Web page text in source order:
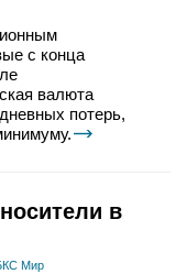
с конца
валюта
потерь,
в
Мир